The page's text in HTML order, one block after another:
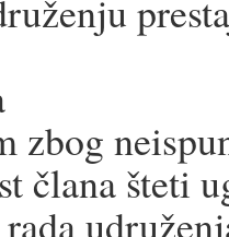
zbog
člana šteti